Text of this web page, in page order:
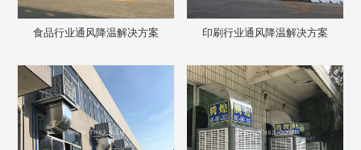
食品行业通风降温解决方案 印刷行业通风降温解决方案